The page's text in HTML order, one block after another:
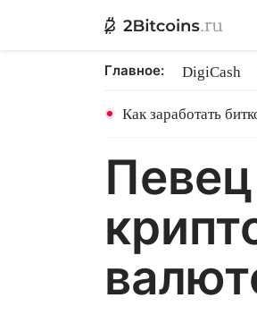
Главное: DigiCash
Как заработать